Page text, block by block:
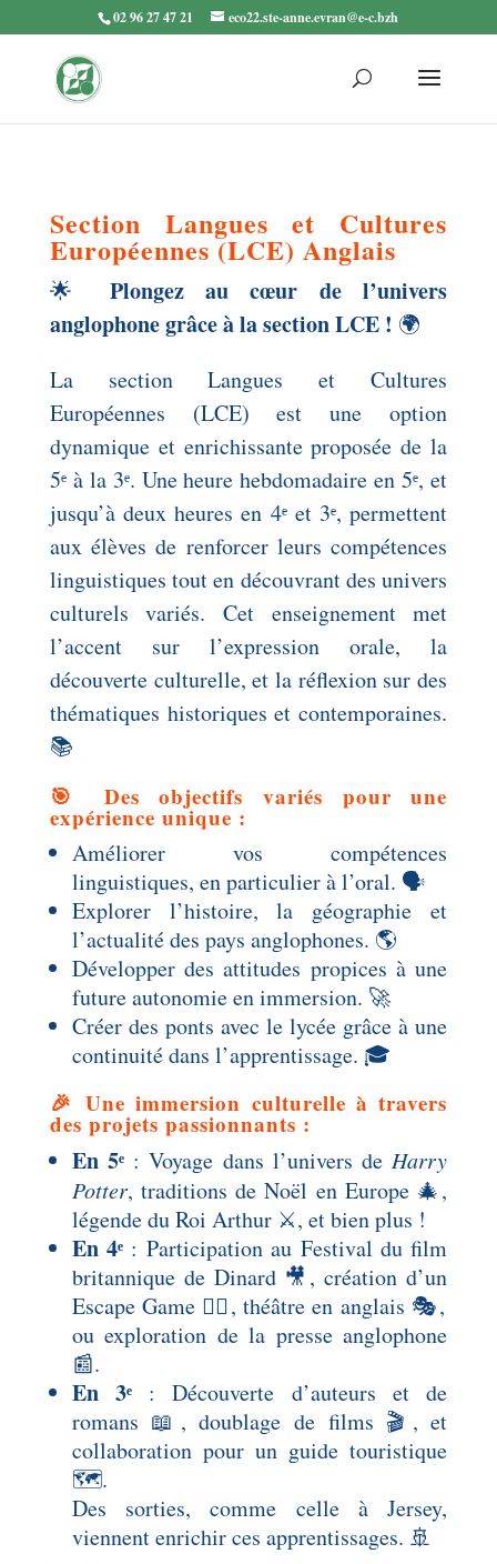
02 96 27 47 21 eco22.ste-anne.evran@e-c.bzh
Section Langues et Cultures
Européennes (LCE) Anglais
🌟 Plongez au cœur de l’univers
anglophone grâce à la section LCE ! 🌍
La section Langues et Cultures
Européennes (LCE) est une option
dynamique et enrichissante proposée de la
5ᵉ à la 3ᵉ. Une heure hebdomadaire en 5ᵉ, et
jusqu’à deux heures en 4ᵉ et 3ᵉ, permettent
aux élèves de renforcer leurs compétences
linguistiques tout en découvrant des univers
culturels variés. Cet enseignement met
l’accent sur l’expression orale, la
découverte culturelle, et la réflexion sur des
thématiques historiques et contemporaines.
📚
🎯 Des objectifs variés pour une
expérience unique :
Améliorer vos compétences
linguistiques, en particulier à l’oral. 🗣️
Explorer l’histoire, la géographie et
l’actualité des pays anglophones. 🌎
Développer des attitudes propices à une
future autonomie en immersion. 🚀
Créer des ponts avec le lycée grâce à une
continuité dans l’apprentissage. 🎓
🎉 Une immersion culturelle à travers
des projets passionnants :
En 5ᵉ : Voyage dans l’univers deHarry
Potter, traditions de Noël en Europe 🎄,
légende du Roi Arthur ⚔️, et bien plus !
En 4ᵉ : Participation au Festival du film
britannique de Dinard 🎥, création d’un
Escape Game 🕵️‍♂️, théâtre en anglais 🎭,
ou exploration de la presse anglophone
📰.
En 3ᵉ : Découverte d’auteurs et de
romans 📖, doublage de films 🎬, et
collaboration pour un guide touristique
🗺️.
Des sorties, comme celle à Jersey,
viennent enrichir ces apprentissages. 🚢